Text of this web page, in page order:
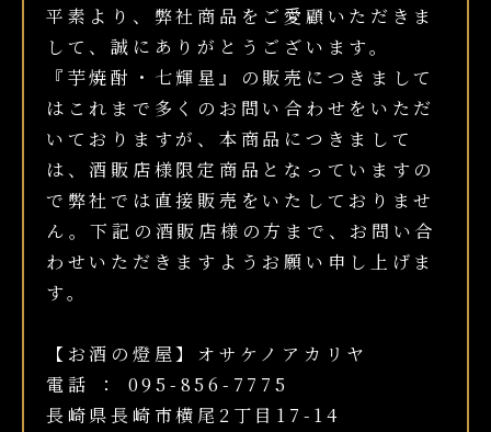
平素より、弊社商品をご愛顧いただきま
して、誠にありがとうございます。
『芋焼酎・七輝星』の販売につきまして
はこれまで多くのお問い合わせをいただ
いておりますが、本商品につきまして
は、酒販店様限定商品となっていますの
で弊社では直接販売をいたしておりませ
ん。下記の酒販店様の方まで、お問い合
わせいただきますようお願い申し上げま
す。
【お酒の燈屋】オサケノアカリヤ
電話 ： 095-856-7775
長崎県長崎市横尾2丁目17-14